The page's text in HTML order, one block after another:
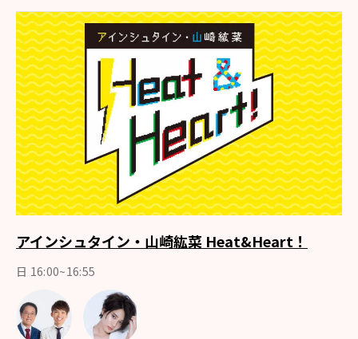
アインシュタイン・山崎紘菜 Heat&Heart！
日 16:00~16:55